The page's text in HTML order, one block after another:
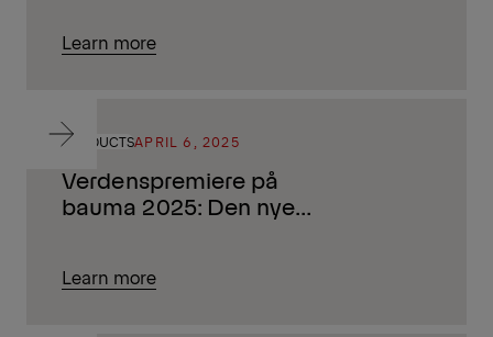
Learn more
PRODUCTSAPRIL 6, 2025
Verdenspremiere på
bauma 2025: Den nye
Learn more